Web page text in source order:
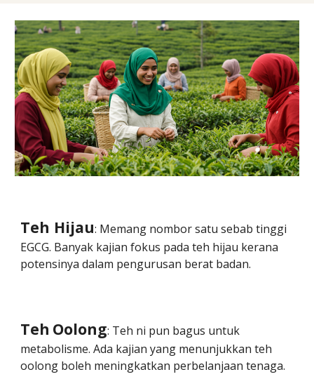
Teh Hijau: Memang nombor satu sebab tinggi
EGCG. Banyak kajian fokus pada teh hijau kerana
potensinya dalam pengurusan berat badan.
Teh Oolong: Teh ni pun bagus untuk
metabolisme. Ada kajian yang menunjukkan teh
oolong boleh meningkatkan perbelanjaan tenaga.